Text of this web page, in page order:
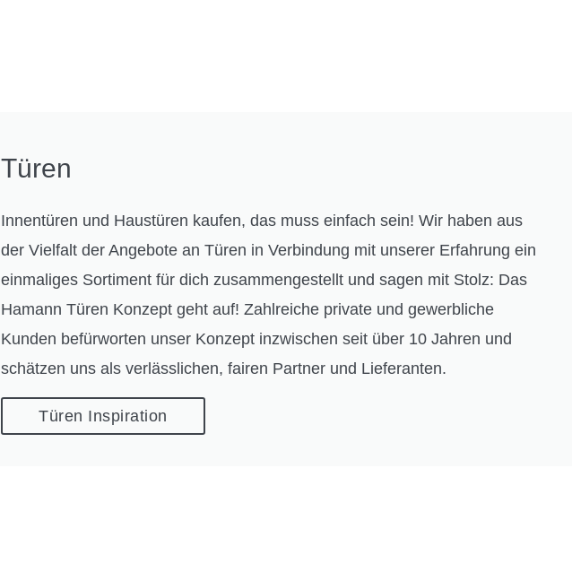
Türen
Innentüren und Haustüren kaufen, das muss einfach sein! Wir haben aus
der Vielfalt der Angebote an Türen in Verbindung mit unserer Erfahrung ein
einmaliges Sortiment für dich zusammengestellt und sagen mit Stolz: Das
Hamann Türen Konzept geht auf! Zahlreiche private und gewerbliche
Kunden befürworten unser Konzept inzwischen seit über 10 Jahren und
schätzen uns als verlässlichen, fairen Partner und Lieferanten.
Türen Inspiration